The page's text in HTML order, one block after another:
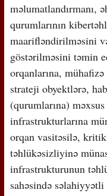
məlumatlandırmanı,
qurumlarının
maarifləndirilməsini
göstərilməsini təmin
orqanlarına,
strateji obyektlərə,
(qurumlarına)
infrastrukturlarına
orqan vasitəsilə,
təhlükəsizliyinə
infrastrukturunun
sahəsində səlahiyyətli